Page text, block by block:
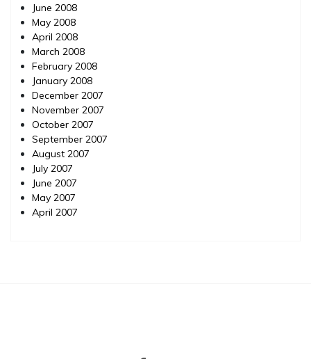
June 2008
May 2008
April 2008
March 2008
February 2008
January 2008
December 2007
November 2007
October 2007
September 2007
August 2007
July 2007
June 2007
May 2007
April 2007